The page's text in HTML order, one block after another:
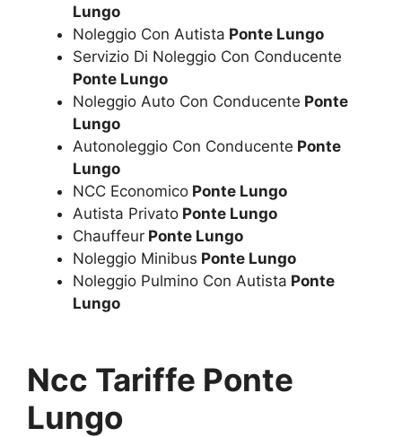
Lungo
Noleggio Con Autista Ponte Lungo
Servizio Di Noleggio Con Conducente
Ponte Lungo
Noleggio Auto Con Conducente Ponte
Lungo
Autonoleggio Con Conducente Ponte
Lungo
NCC Economico Ponte Lungo
Autista Privato Ponte Lungo
Chauffeur Ponte Lungo
Noleggio Minibus Ponte Lungo
Noleggio Pulmino Con Autista Ponte
Lungo
Ncc Tariffe Ponte
Lungo